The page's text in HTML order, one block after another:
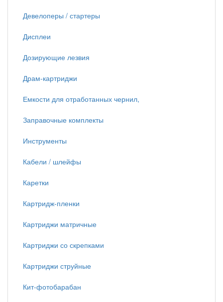
Девелоперы / стартеры
Дисплеи
Дозирующие лезвия
Драм-картриджи
Емкости для отработанных чернил,
Заправочные комплекты
Инструменты
Кабели / шлейфы
Каретки
Картридж-пленки
Картриджи матричные
Картриджи со скрепками
Картриджи струйные
Кит-фотобарабан